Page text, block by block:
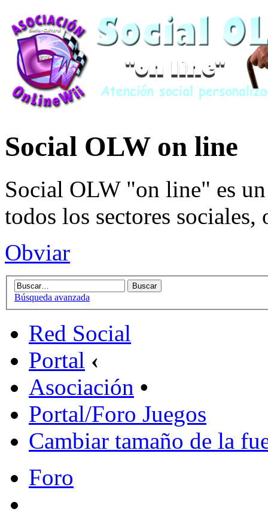
Social OLW on line
Social OLW "on line" es
todos los sectores sociales,
Obviar
Búsqueda avanzada
Red Social
Portal ‹
Asociación •
Portal/Foro Juegos
Cambiar tamaño de la
Foro